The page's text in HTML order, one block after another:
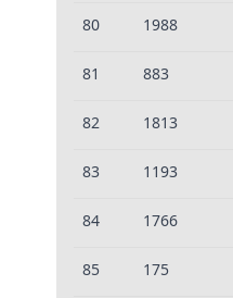
80 1988
81 883
82 1813
83 1193
84 1766
85 175